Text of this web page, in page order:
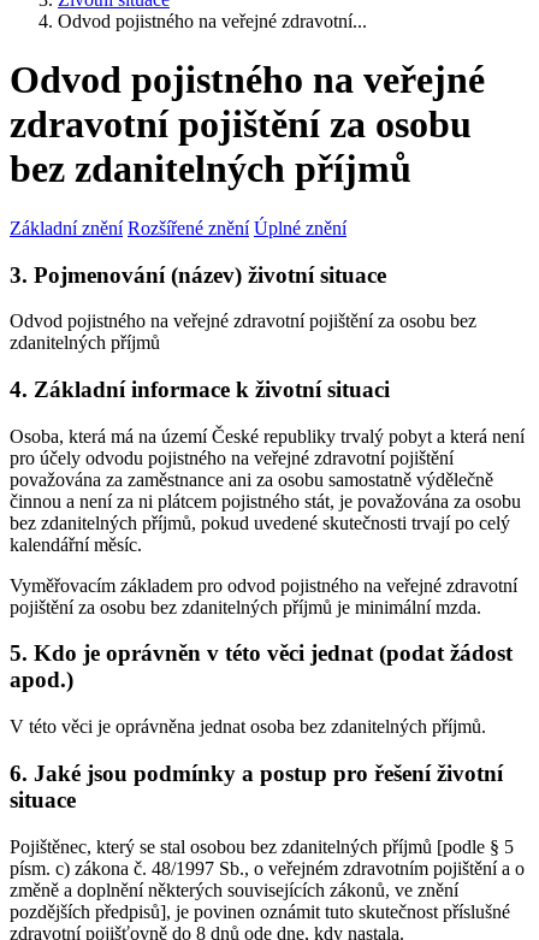
Odvod pojistného na veřejné zdravotní...
Odvod pojistného na veřejné
zdravotní pojištění za osobu
bez zdanitelných příjmů
Základní znění Rozšířené znění Úplné znění
3. Pojmenování (název) životní situace
Odvod pojistného na veřejné zdravotní pojištění za osobu bez
zdanitelných příjmů
4. Základní informace k životní situaci
Osoba, která má na území České republiky trvalý pobyt a která není
pro účely odvodu pojistného na veřejné zdravotní pojištění
považována za zaměstnance ani za osobu samostatně výdělečně
činnou a není za ni plátcem pojistného stát, je považována za osobu
bez zdanitelných příjmů, pokud uvedené skutečnosti trvají po celý
kalendářní měsíc.
Vyměřovacím základem pro odvod pojistného na veřejné zdravotní
pojištění za osobu bez zdanitelných příjmů je minimální mzda.
5. Kdo je oprávněn v této věci jednat (podat žádost
apod.)
V této věci je oprávněna jednat osoba bez zdanitelných příjmů.
6. Jaké jsou podmínky a postup pro řešení životní
situace
Pojištěnec, který se stal osobou bez zdanitelných příjmů [podle § 5
písm. c) zákona č. 48/1997 Sb., o veřejném zdravotním pojištění a o
změně a doplnění některých souvisejících zákonů, ve znění
pozdějších předpisů], je povinen oznámit tuto skutečnost příslušné
zdravotní pojišťovně do 8 dnů ode dne, kdy nastala.